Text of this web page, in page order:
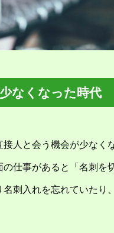
なくなった時代
接人と会う機会が少な
仕事があると「名刺を
刺入れを忘れていたり